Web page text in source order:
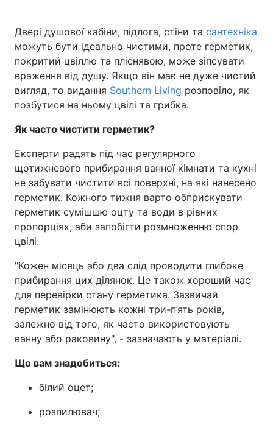
Двері душової кабіни, підлога, стіни та сантехніка
можуть бути ідеально чистими, проте герметик,
покритий цвіллю та пліснявою, може зіпсувати
враження від душу. Якщо він має не дуже чистий
вигляд, то видання Southern Living розповіло, як
позбутися на ньому цвілі та грибка.
Як часто чистити герметик?
Експерти радять під час регулярного
щотижневого прибирання ванної кімнати та кухні
не забувати чистити всі поверхні, на які нанесено
герметик. Кожного тижня варто обприскувати
герметик сумішшю оцту та води в рівних
пропорціях, аби запобігти розмноженню спор
цвілі.
"Кожен місяць або два слід проводити глибоке
прибирання цих ділянок. Це також хороший час
для перевірки стану герметика. Зазвичай
герметик замінюють кожні три-п’ять років,
залежно від того, як часто використовують
ванну або раковину", - зазначають у матеріалі.
Що вам знадобиться:
білий оцет;
розпилювач;